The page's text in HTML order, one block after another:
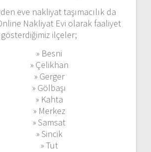
eve nakliyat taşımacılık da
Nakliyat Evi olarak faaliyet
gösterdiğimiz ilçeler;
» Besni
» Çelikhan
» Gerger
» Gölbaşı
» Kahta
» Merkez
» Samsat
» Sincik
» Tut